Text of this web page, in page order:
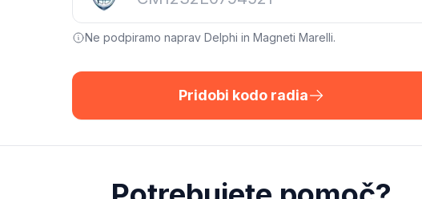
Ne podpiramo naprav Delphi in Magneti Marelli.
Pridobi kodo radia